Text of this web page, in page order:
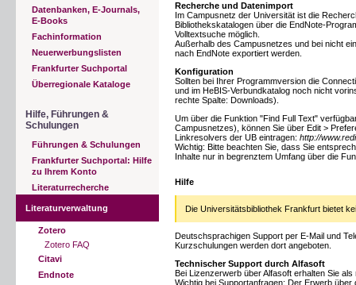
Datenbanken, E-Journals,
E-Books
Fachinformation
Neuerwerbungslisten
Frankfurter Suchportal
Überregionale Kataloge
Hilfe, Führungen &
Schulungen
Führungen & Schulungen
Frankfurter Suchportal: Hilfe
zu Ihrem Konto
Literaturrecherche
Literaturverwaltung
Zotero
Zotero FAQ
Citavi
Endnote
Recherche und Datenimport
Im Campusnetz der Universität ist die
Bibliothekskatalogen über die EndNote-
Volltextsuche möglich.
Außerhalb des Campusnetzes und bei nicht
nach EndNote exportiert werden.
Konfiguration
Sollten bei Ihrer Programmversion die
und im HeBIS-Verbundkatalog noch nicht
rechte Spalte: Downloads).
Um über die Funktion "Find Full Text"
Campusnetzes), können Sie über Edit >
Linkresolvers der UB eintragen: http://
Wichtig: Bitte beachten Sie, dass Sie
Inhalte nur in begrenztem Umfang über die
Hilfe
Die Universitätsbibliothek Frankfurt bietet
Deutschsprachigen Support per E-Mail und
Kurzschulungen werden dort angeboten.
Technischer Support durch Alfasoft
Bei Lizenzerwerb über Alfasoft erhalten Sie
Wichtig bei Supportanfragen: Der Erwerb